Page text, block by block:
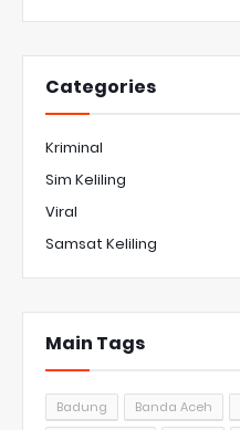
Categories
Kriminal
Sim Keliling
Viral
Samsat Keliling
Main Tags
Badung Banda Aceh